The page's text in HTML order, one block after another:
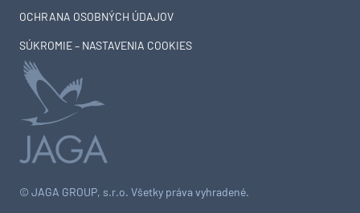
© JAGA GROUP, s.r.o. Všetky práva vyhradené.
OCHRANA OSOBNÝCH ÚDAJOV
SÚKROMIE – NASTAVENIA COOKIES